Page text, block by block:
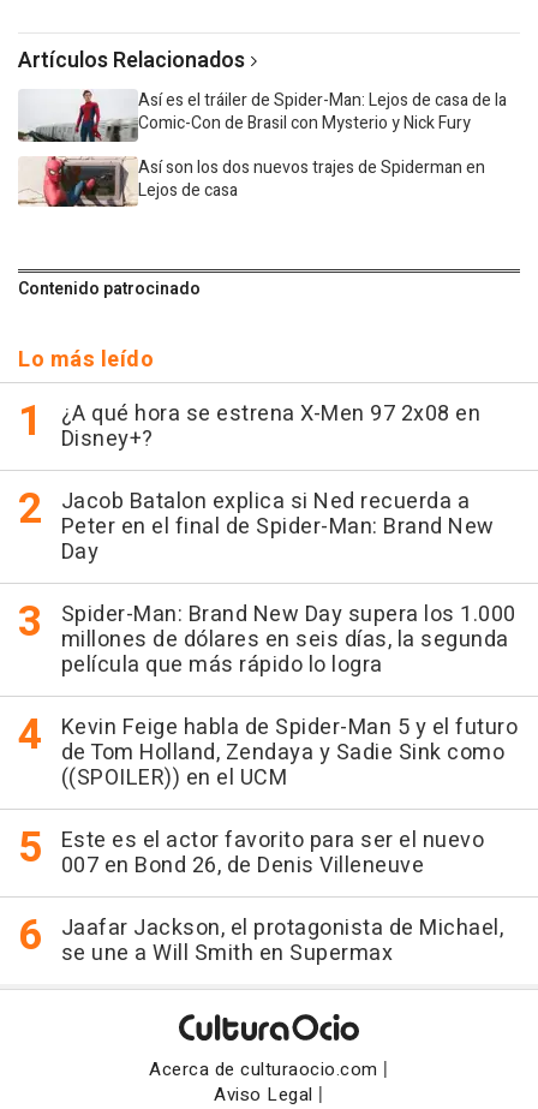
Artículos Relacionados
Así es el tráiler de Spider-Man: Lejos de casa de la
Comic-Con de Brasil con Mysterio y Nick Fury
Así son los dos nuevos trajes de Spiderman en
Lejos de casa
Contenido patrocinado
Lo más leído
¿A qué hora se estrena X-Men 97 2x08 en
Disney+?
Jacob Batalon explica si Ned recuerda a
Peter en el final de Spider-Man: Brand New
Day
Spider-Man: Brand New Day supera los 1.000
millones de dólares en seis días, la segunda
película que más rápido lo logra
Kevin Feige habla de Spider-Man 5 y el futuro
de Tom Holland, Zendaya y Sadie Sink como
((SPOILER)) en el UCM
Este es el actor favorito para ser el nuevo
007 en Bond 26, de Denis Villeneuve
Jaafar Jackson, el protagonista de Michael,
se une a Will Smith en Supermax
Acerca de culturaocio.com |
Aviso Legal |